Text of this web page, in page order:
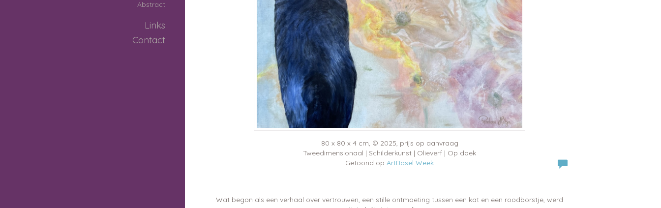
80 x 80 x 4 cm, © 2025, prijs op aanvraag
Tweedimensionaal | Schilderkunst | Olieverf | Op doek
Getoond op ArtBasel Week
Wat begon als een verhaal over vertrouwen, een stille ontmoeting tussen een kat en een roodborstje, werd
Abstract
Links
Contact